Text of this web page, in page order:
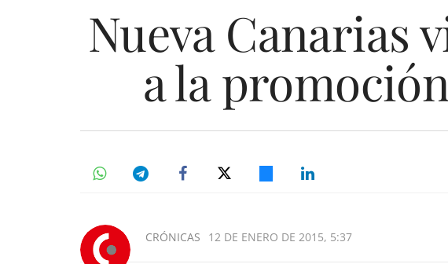
Nueva Canarias
a la
CRÓNICAS 12 DE ENERO DE 2015, 5:37